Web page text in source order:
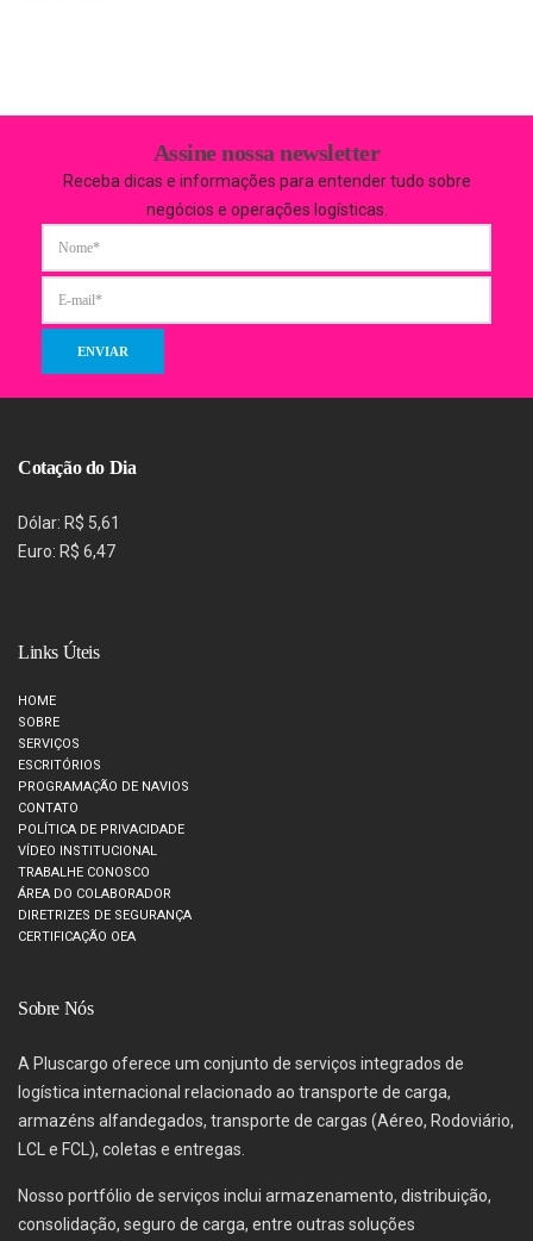
Assine nossa newsletter
Receba dicas e informações para entender tudo sobre
negócios e operações logísticas.
Cotação do Dia
Dólar: R$ 5,61
Euro: R$ 6,47
Links Úteis
HOME
SOBRE
SERVIÇOS
ESCRITÓRIOS
PROGRAMAÇÃO DE NAVIOS
CONTATO
POLÍTICA DE PRIVACIDADE
VÍDEO INSTITUCIONAL
TRABALHE CONOSCO
ÁREA DO COLABORADOR
DIRETRIZES DE SEGURANÇA
CERTIFICAÇÃO OEA
Sobre Nós
A Pluscargo oferece um conjunto de serviços integrados de
logística internacional relacionado ao transporte de carga,
armazéns alfandegados, transporte de cargas (Aéreo, Rodoviário,
LCL e FCL), coletas e entregas.
Nosso portfólio de serviços inclui armazenamento, distribuição,
consolidação, seguro de carga, entre outras soluções